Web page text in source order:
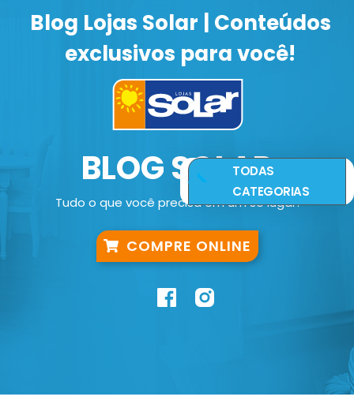
Blog Lojas Solar | Conteúdos
exclusivos para você!
BLOG SOLAR
Tudo o que você precisa em um só lugar!
COMPRE ONLINE
TODAS
CATEGORIAS